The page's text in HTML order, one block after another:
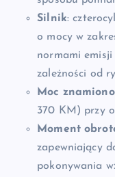
Silnik:
o mocy w
normami
zależności od
Moc
370 KM) przy
Moment
zapewniający
pokonywania